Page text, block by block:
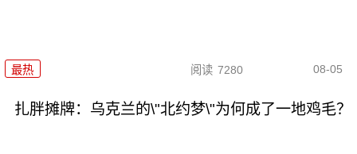
最热 阅读 7280 08-05
扎胖摊牌：乌克兰的\"北约梦\"为何成了一地鸡毛？